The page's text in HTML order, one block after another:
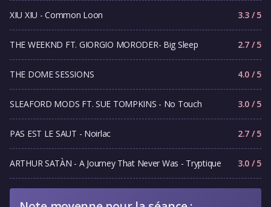
XIU XIU - Common Loon 3.3 / 5
THE WEEKND FT. GIORGIO MORODER- Big Sleep 2.7 / 5
THE DOME SESSIONS 4.0 / 5
SLEAFORD MODS FT. SUE TOMPKINS - No Touch 3.0 / 5
PAS EST LE SAUT - Noirlac 2.7 / 5
ARTHUR SATÀN - A Journey That Never Was - Tryptique 3.0 / 5